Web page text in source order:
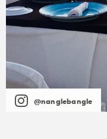
@nanglebangle